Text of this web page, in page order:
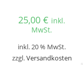
25,00€ inkl.
MwSt.
inkl. 20 % MwSt.
zzgl.Versandkosten